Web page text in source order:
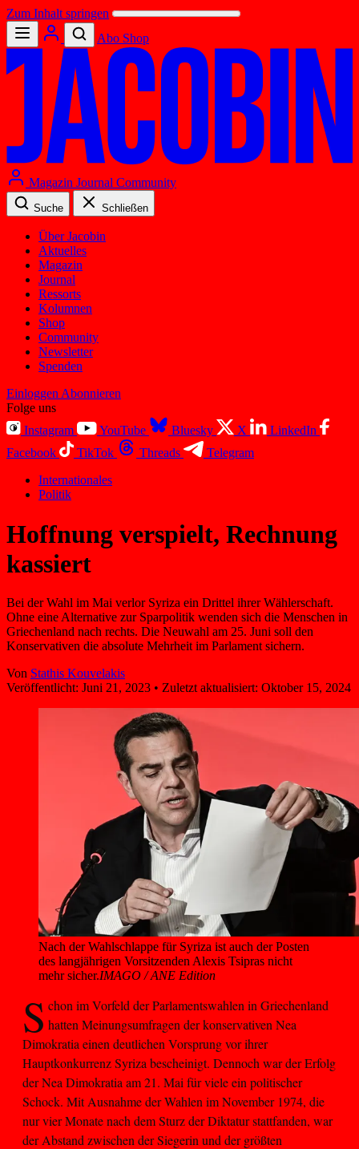
Zum Inhalt springen
Abo Shop
Magazin Journal Community
Suche Schließen
Über Jacobin
Aktuelles
Magazin
Journal
Ressorts
Kolumnen
Shop
Community
Newsletter
Spenden
Einloggen Abonnieren
Folge uns
Instagram
YouTube Bluesky X
LinkedIn
Facebook
TikTok Threads
Telegram
Internationales
Politik
Hoffnung verspielt, Rechnung
kassiert
Bei der Wahl im Mai verlor Syriza ein Drittel ihrer Wählerschaft.
Ohne eine Alternative zur Sparpolitik wenden sich die Menschen in
Griechenland nach rechts. Die Neuwahl am 25. Juni soll den
Konservativen die absolute Mehrheit im Parlament sichern.
Von Stathis Kouvelakis
Veröffentlicht: Juni 21, 2023 • Zuletzt aktualisiert: Oktober 15, 2024
Nach der Wahlschlappe für Syriza ist auch der Posten
des langjährigen Vorsitzenden Alexis Tsipras nicht
mehr sicher.IMAGO / ANE Edition
S chon im Vorfeld der Parlamentswahlen in Griechenland
hatten Meinungsumfragen der konservativen Nea
Dimokratia einen deutlichen Vorsprung vor ihrer
Hauptkonkurrenz Syriza bescheinigt. Dennoch war der Erfolg
der Nea Dimokratia am 21. Mai für viele ein politischer
Schock. Mit Ausnahme der Wahlen im November 1974, die
nur vier Monate nach dem Sturz der Diktatur stattfanden, war
der Abstand zwischen der Siegerin und der größten